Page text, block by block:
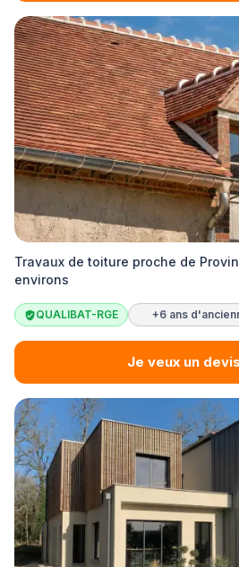
Travaux de toiture proche de
environs
QUALIBAT-RGE +6 ans
Je veux un